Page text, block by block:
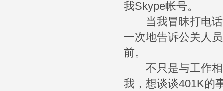
我Skype帐号。
当我冒昧打电话
一次地告诉公关人
前。
不只是与工作相
我，想谈谈401K的